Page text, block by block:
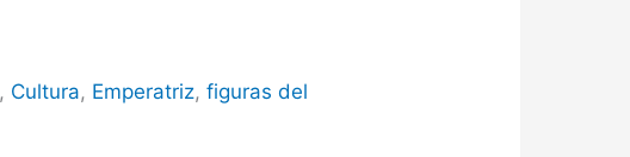
, Cultura, Emperatriz,figuras del